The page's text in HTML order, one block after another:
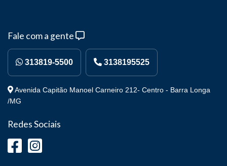
Fale com a gente
313819-5500 3138195525
Avenida Capitão Manoel Carneiro 212- Centro - Barra Longa
/MG
Redes Sociais